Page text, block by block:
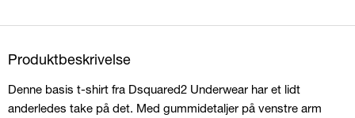
Produktbeskrivelse
Denne basis t-shirt fra Dsquared2 Underwear har et lidt
anderledes take på det. Med gummidetaljer på venstre arm